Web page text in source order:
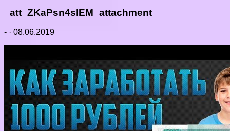
_att_ZKaPsn4slEM_attachment
- · 08.06.2019